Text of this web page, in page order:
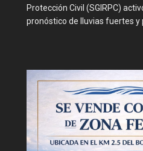
Protección Civil (SGIRPC)
pronóstico de lluvias fuertes y